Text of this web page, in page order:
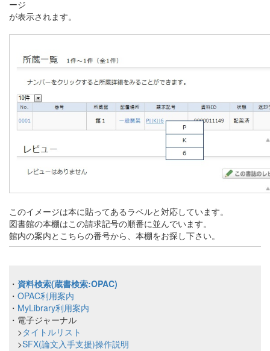
ージ
が表示されます。
このイメージは本に貼ってあるラベルと対応しています。
図書館の本棚はこの請求記号の順番に並んでいます。
館内の案内とこちらの番号から、本棚をお探し下さい。
・ 資料検索(蔵書検索:OPAC)
・ OPAC利用案内
・ MyLibrary利用案内
・電子ジャーナル
>タイトルリスト
>SFX(論文入手支援)操作説明